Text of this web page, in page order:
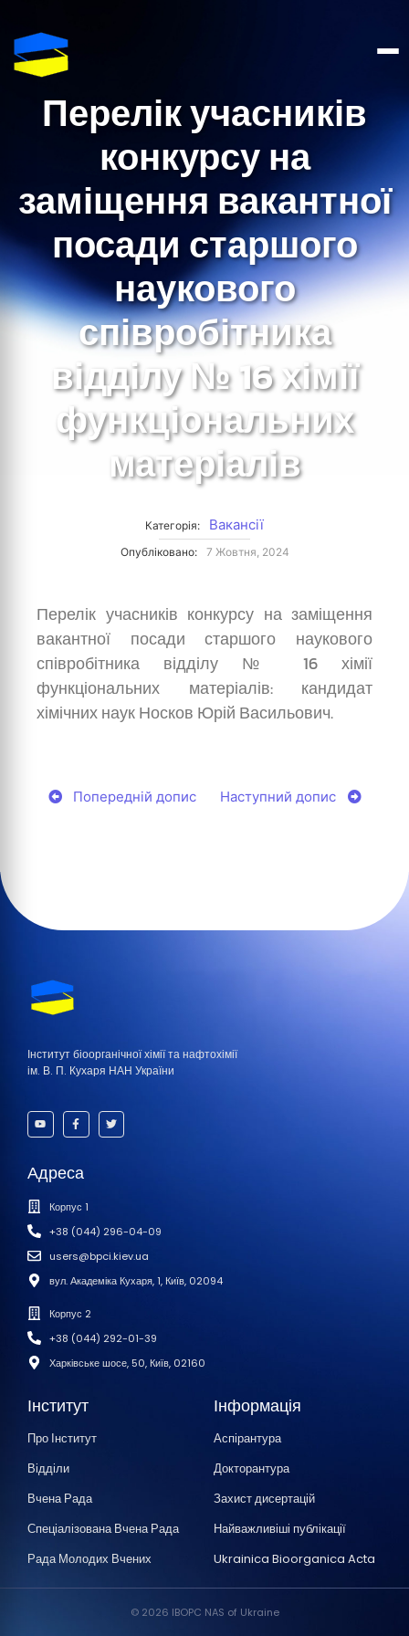
Перелік учасників
конкурсу на
заміщення вакантної
посади старшого
наукового
співробітника
відділу № 16 хімії
функціональних
матеріалів
Категорія: Вакансії
Опубліковано: 7 Жовтня, 2024
Перелік учасників конкурсу на заміщення
вакантної посади старшого наукового
співробітника відділу № 16 хімії
функціональних матеріалів: кандидат
хімічних наук Носков Юрій Васильович.
Попередній допис Наступний допис
Інститут біоорганічної хімії та нафтохімії
ім. В. П. Кухаря НАН України
Адреса
Корпус 1
+38 (044) 296-04-09
users@bpci.kiev.ua
вул. Академіка Кухаря, 1, Київ, 02094
Корпус 2
+38 (044) 292-01-39
Харківське шосе, 50, Київ, 02160
Інститут
Про Інститут
Відділи
Вчена Рада
Спеціалізована Вчена Рада
Рада Молодих Вчених
Інформація
Аспірантура
Докторантура
Захист дисертацій
Найважливіші публікації
Ukrainica Bioorganica Acta
© 2026 IBOPC NAS of Ukraine